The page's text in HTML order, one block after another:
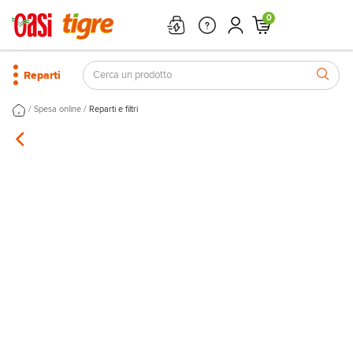
0
Reparti
/ Spesa online / Reparti e filtri